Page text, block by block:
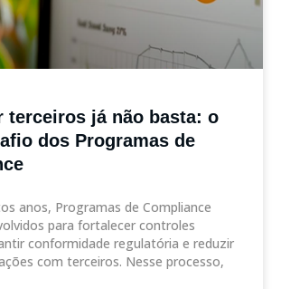
terceiros já não basta: o
dos Programas de
anos, Programas de Compliance
para fortalecer controles
conformidade regulatória e reduzir
com terceiros. Nesse processo,